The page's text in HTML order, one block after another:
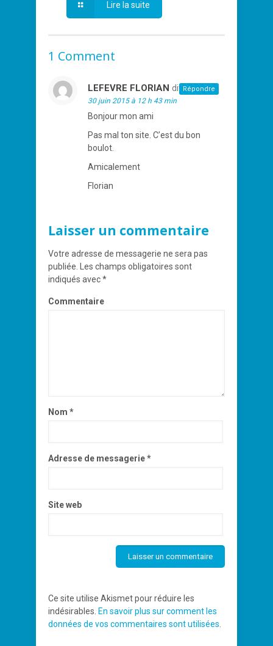
Lire la suite
1 Comment
LEFEVRE FLORIAN dit :
30 juin 2015 à 12 h 43 min
Bonjour mon ami
Pas mal ton site. C’est du bon
boulot.
Amicalement
Florian
Répondre
Laisser un commentaire
Votre adresse de messagerie ne sera pas
publiée.
Les champs obligatoires sont
indiqués avec*
Commentaire
Nom *
Adresse de messagerie*
Site web
Ce site utilise Akismet pour réduire les
indésirables. En savoir plus sur comment les
données de vos commentaires sont utilisées